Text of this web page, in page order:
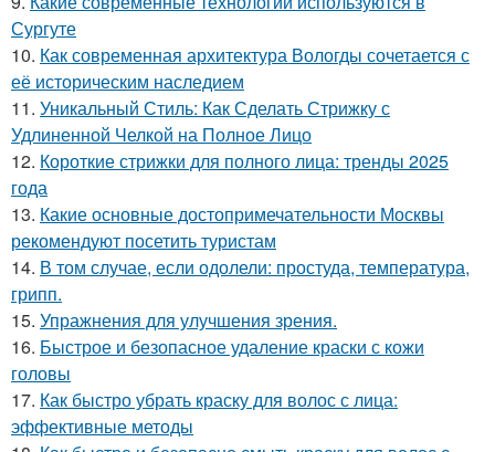
Сургуте
10. Как современная архитектура Вологды сочетается с
её историческим наследием
11. Уникальный Стиль: Как Сделать Стрижку с
Удлиненной Челкой на Полное Лицо
12. Короткие стрижки для полного лица: тренды 2025
года
13. Какие основные достопримечательности Москвы
рекомендуют посетить туристам
14. В том случае, если одолели: простуда, температура,
грипп.
15. Упражнения для улучшения зрения.
16. Быстрое и безопасное удаление краски с кожи
головы
17. Как быстро убрать краску для волос с лица:
эффективные методы